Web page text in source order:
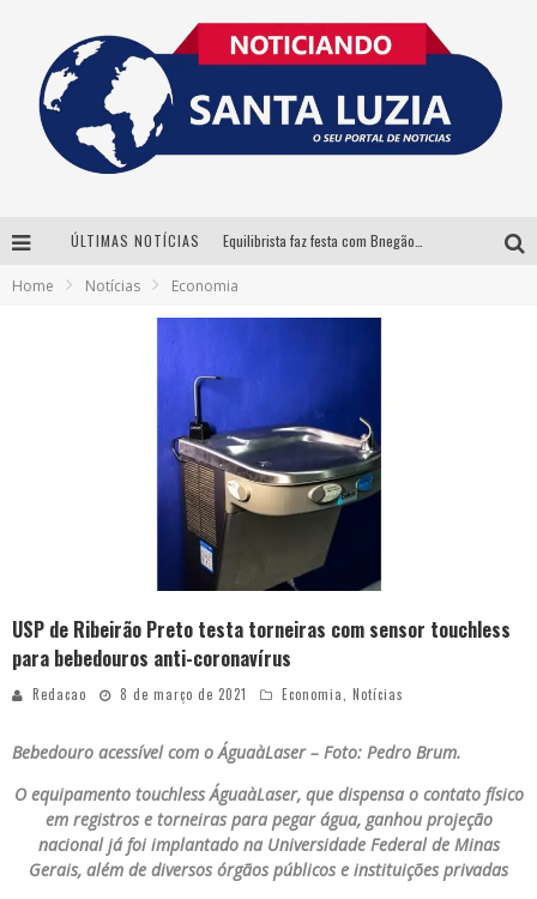
ÚLTIMAS NOTÍCIAS
Home Notícias Economia
USP de Ribeirão Preto testa torneiras com sensor touchless
para bebedouros anti-coronavírus
Redacao 8 de março de 2021 Economia, Notícias
Bebedouro acessível com o ÁguaàLaser – Foto: Pedro Brum.
O equipamento touchless ÁguaàLaser, que dispensa o contato físico
em registros e torneiras para pegar água, ganhou projeção
nacional já foi implantado na Universidade Federal de Minas
Gerais, além de diversos órgãos públicos e instituições privadas